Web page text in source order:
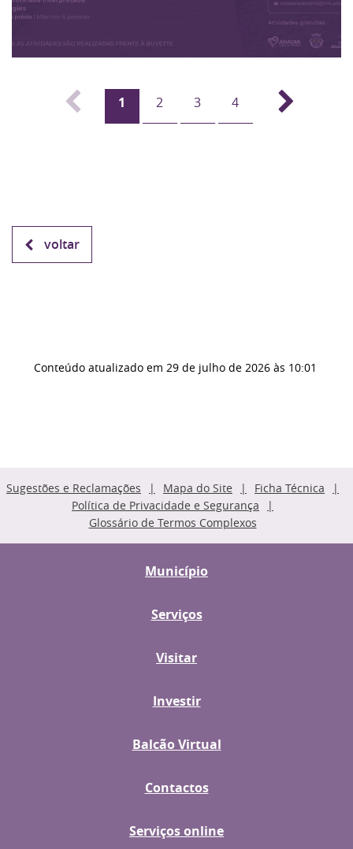
1 2 3 4
voltar
Conteúdo atualizado em 29 de julho de 2026 às 10:01
Sugestões e Reclamações Mapa do Site
Ficha Técnica
Política de Privacidade e Segurança
Glossário de Termos Complexos
Município
Serviços
Visitar
Investir
Balcão Virtual
Contactos
Serviços online